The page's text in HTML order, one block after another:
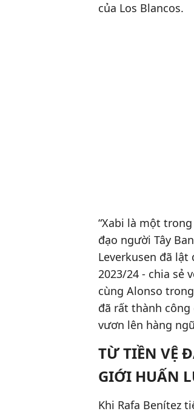
của Los Blancos.
“Xabi là một
đạo người Tây
Leverkusen đã
2023/24 - chia sẻ
cùng Alonso
đã rất thành công
vươn lên hàng
TỪ TIỀN VỆ
GIỚI HUẤN
Khi Rafa Benítez